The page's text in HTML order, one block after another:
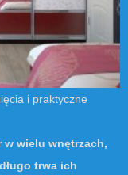
i praktyczne
wielu wnętrzach,
trwa ich